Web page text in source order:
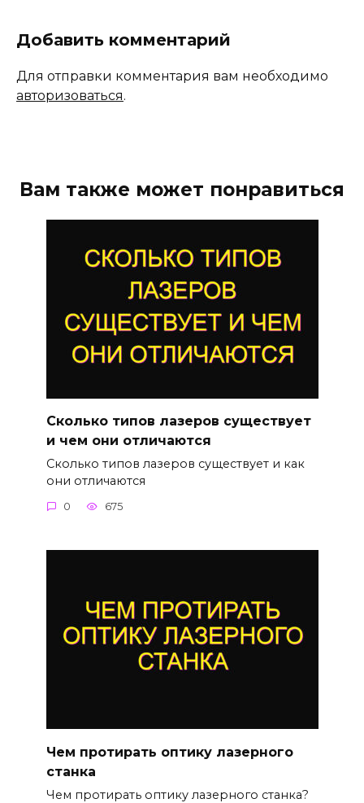
Добавить комментарий
Для отправки комментария вам необходимо
авторизоваться.
Вам также может понравиться
Сколько типов лазеров существует
и чем они отличаются
Сколько типов лазеров существует и как
они отличаются
0 675
Чем протирать оптику лазерного
станка
Чем протирать оптику лазерного станка?